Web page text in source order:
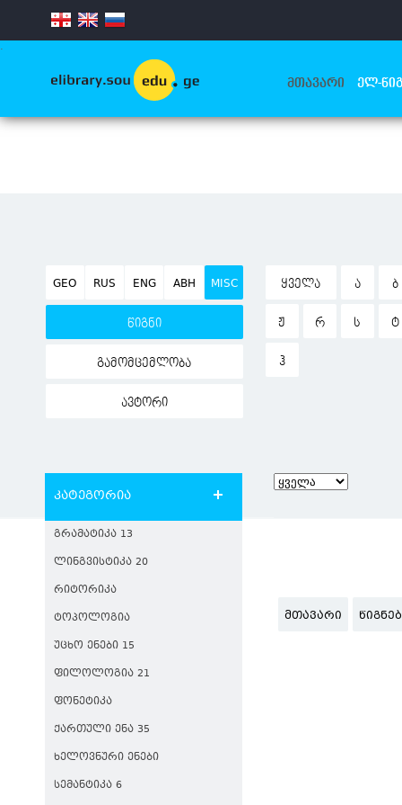
.
ᲛᲗᲐᲕᲐᲠᲘ ᲔᲚ-
GEO RUS ENG ABH MISC
წიგნი
გამომცემლობა
ავტორი
ᲧᲕᲔᲚᲐ Ა Ბ
Ჟ Რ Ს Ტ
Ჰ
კატეგორია
ᲒᲠᲐᲛᲐᲢᲘᲙᲐ 13
ᲚᲘᲜᲒᲕᲘᲡᲢᲘᲙᲐ 20
ᲠᲘᲢᲝᲠᲘᲙᲐ
ᲢᲝᲞᲝᲚᲝᲒᲘᲐ
ᲣᲪᲮᲝ ᲔᲜᲔᲑᲘ 15
ᲤᲘᲚᲝᲚᲝᲒᲘᲐ 21
ᲤᲝᲜᲔᲢᲘᲙᲐ
ᲥᲐᲠᲗᲣᲚᲘ ᲔᲜᲐ 35
ᲮᲔᲚᲝᲕᲜᲣᲠᲘ ᲔᲜᲔᲑᲘ
ᲡᲔᲛᲐᲜᲢᲘᲙᲐ 6
ᲛᲗᲐᲕᲐᲠᲘ